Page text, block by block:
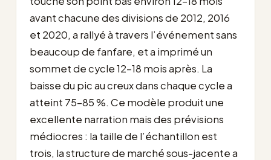
avant chacune des divisions de 2012, 2016
et 2020, a rallyé à travers l’événement sans
beaucoup de fanfare, et a imprimé un
sommet de cycle 12-18 mois après. La
baisse du pic au creux dans chaque cycle a
atteint 75-85 %. Ce modèle produit une
excellente narration mais des prévisions
médiocres : la taille de l’échantillon est
trois, la structure de marché sous-jacente a